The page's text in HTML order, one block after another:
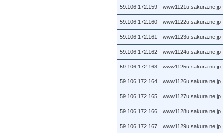
59.106.172.159 www1121u.sakura.ne.jp
59.106.172.160 www1122u.sakura.ne.jp
59.106.172.161 www1123u.sakura.ne.jp
59.106.172.162 www1124u.sakura.ne.jp
59.106.172.163 www1125u.sakura.ne.jp
59.106.172.164 www1126u.sakura.ne.jp
59.106.172.165 www1127u.sakura.ne.jp
59.106.172.166 www1128u.sakura.ne.jp
59.106.172.167 www1129u.sakura.ne.jp